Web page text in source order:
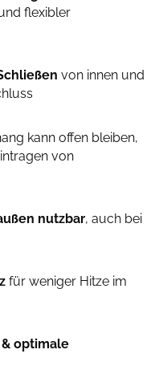
flexibler
von innen und
kann offen bleiben,
von
nutzbar, auch bei
für weniger Hitze im
optimale